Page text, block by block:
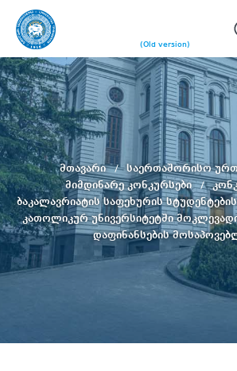
(Old version)
მთავარი
საერთაშორისო
მიმდინარე კონკურსები
ბაკალავრიატის საფეხურის
კათოლიკურ უნივერსიტეტში
დაფინანსების